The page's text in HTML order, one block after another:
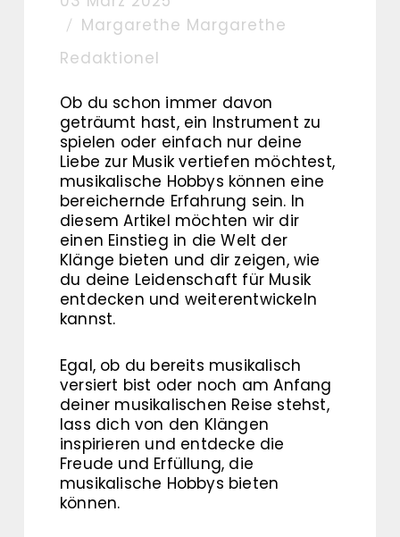
Margarethe Margarethe
Redaktionel
Ob du schon immer davon
geträumt hast, ein Instrument zu
spielen oder einfach nur deine
Liebe zur Musik vertiefen möchtest,
musikalische Hobbys können eine
bereichernde Erfahrung sein. In
diesem Artikel möchten wir dir
einen Einstieg in die Welt der
Klänge bieten und dir zeigen, wie
du deine Leidenschaft für Musik
entdecken und weiterentwickeln
kannst.
Egal, ob du bereits musikalisch
versiert bist oder noch am Anfang
deiner musikalischen Reise stehst,
lass dich von den Klängen
inspirieren und entdecke die
Freude und Erfüllung, die
musikalische Hobbys bieten
können.